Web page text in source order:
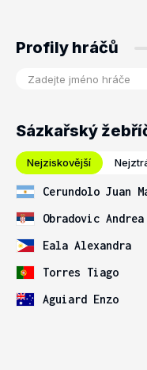
Profily hráčů
Sázkařský
Nejziskovější
Cerundolo Juan
Obradovic Andrea
Eala Alexandra
Torres Tiago
Aguiard Enzo